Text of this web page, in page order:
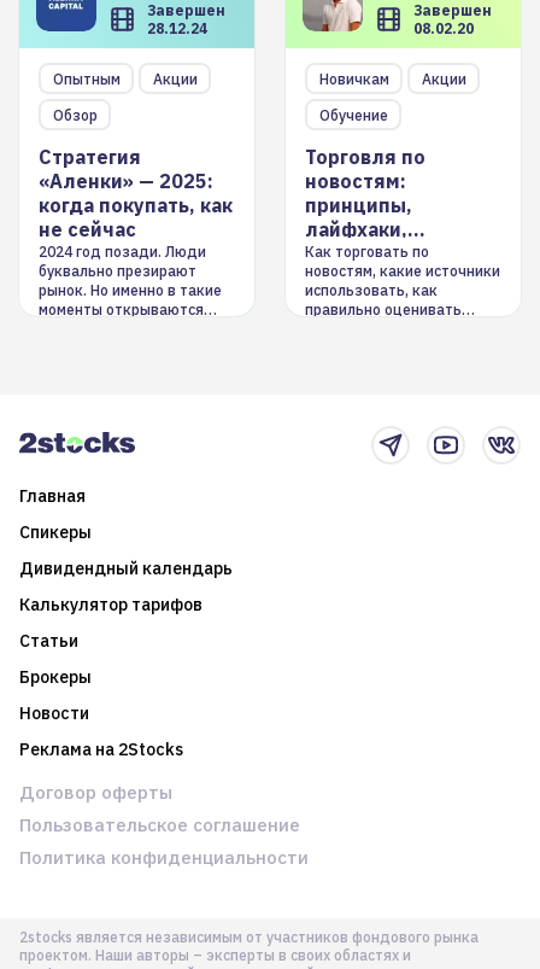
Завершен
28.12.24
Опытным
Акции
Обзор
Стратегия
«Аленки» — 2025:
когда покупать, как
не сейчас
2024 год позади. Люди
буквально презирают
рынок. Но именно в такие
моменты открываются
Завершен
08.02.20
Новичкам
Акции
Обучение
Торговля по
новостям:
принципы,
лайфхаки,
инструменты
Как торговать по
новостям, какие источники
использовать, как
правильно оценивать
Главная
Спикеры
Дивидендный календарь
Калькулятор тарифов
Статьи
Брокеры
Новости
Реклама на 2Stocks
2stocks является независимым от участников фондового рынка
проектом. Наши авторы – эксперты в своих областях и
Договор оферты
Пользовательское соглашение
Политика конфиденциальности